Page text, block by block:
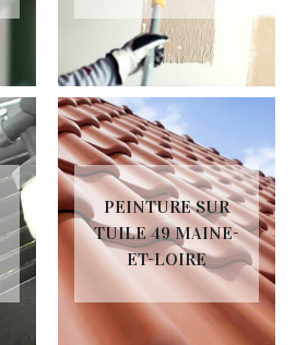
PEINTURE SUR
TUILE 49 MAINE-
ET-LOIRE